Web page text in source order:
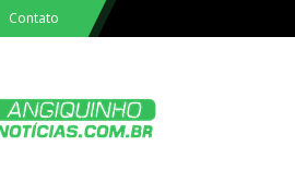
Contato